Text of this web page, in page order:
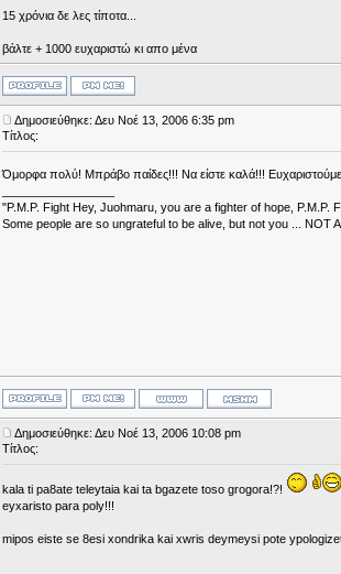
15 χρόνια δε λες τίποτα...
βάλτε + 1000 ευχαριστώ κι απο μένα
Δημοσιεύθηκε: Δευ Νοέ 13, 2006 6:35 pm
Τίτλος:
Όμορφα πολύ! Μπράβο παίδες!!! Να είστε καλά!!!
"P.M.P. Fight Hey, Juohmaru, you are a fighter of hope, P.M.P.
Some people are so ungrateful to be alive, but not you ... NOT
Δημοσιεύθηκε: Δευ Νοέ 13, 2006 10:08 pm
Τίτλος:
kala ti pa8ate teleytaia kai ta bgazete toso grogora!?!
eyxaristo para poly!!!
mipos eiste se 8esi xondrika kai xwris deymeysi pote